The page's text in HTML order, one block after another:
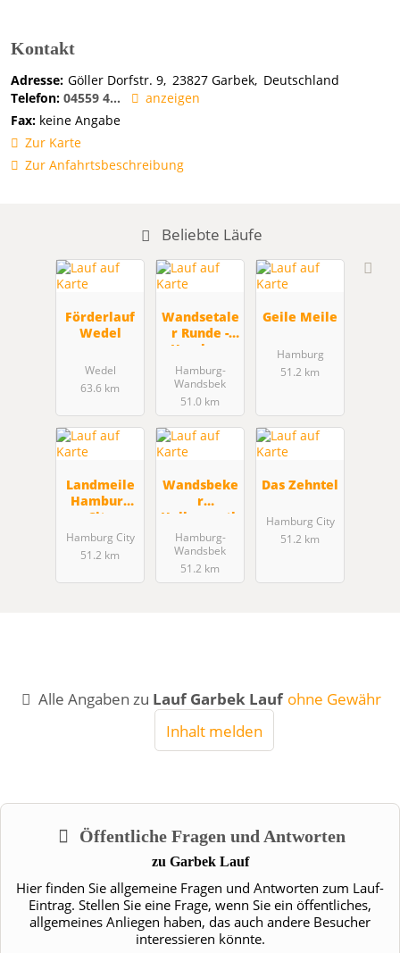
Kontakt
Adresse: Göller Dorfstr. 9 23827 Garbek Deutschland
Telefon: 04559 4...
anzeigen
Fax: keine Angabe
Zur Karte
Zur Anfahrtsbeschreibung
Beliebte Läufe
Förderlauf
Wedel
Wedel
63.6 km
Wandsetale
r Runde -
Hamburg
Wandsbek
(HH)
Hamburg-
Wandsbek
51.0 km
Geile Meile
Hamburg
51.2 km
Landmeile
Hamburg
City
Hamburg City
51.2 km
Wandsbeke
r
Halbmarath
on
Hamburg-
Wandsbek
51.2 km
Das Zehntel
Hamburg City
51.2 km
Alle Angaben zu Lauf Garbek Lauf ohne Gewähr
Inhalt melden
Öffentliche Fragen und Antworten
zu Garbek Lauf
Hier finden Sie allgemeine Fragen und Antworten zum Lauf-
Eintrag. Stellen Sie eine Frage, wenn Sie ein öffentliches,
allgemeines Anliegen haben, das auch andere Besucher
interessieren könnte.